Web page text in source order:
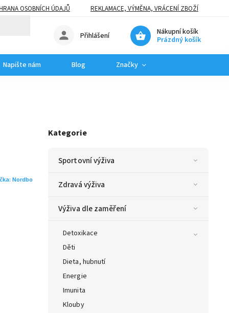
OSOBNÍCH ÚDAJŮ REKLAMACE, VÝMĚNA, VRÁCENÍ ZBOŽÍ
Nákupní košík
Prázdný košík
Přihlášení
Napište nám Blog Značky
Kategorie
Sportovní výživa
Zdravá výživa
Výživa dle zaměření
Detoxikace
Děti
Dieta, hubnutí
Energie
Imunita
Klouby
Nordbo